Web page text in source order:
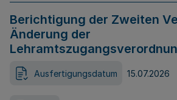
Berichtigung der Zweiten
Änderung der
Ausfertigungsdatum 15.07.2026